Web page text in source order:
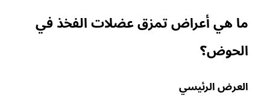
ما هي أعراض تمزق عضلات الفخذ في
الحوض؟
العرض الرئيسي